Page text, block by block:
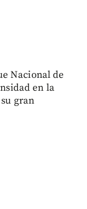
Nacional de
en la
gran